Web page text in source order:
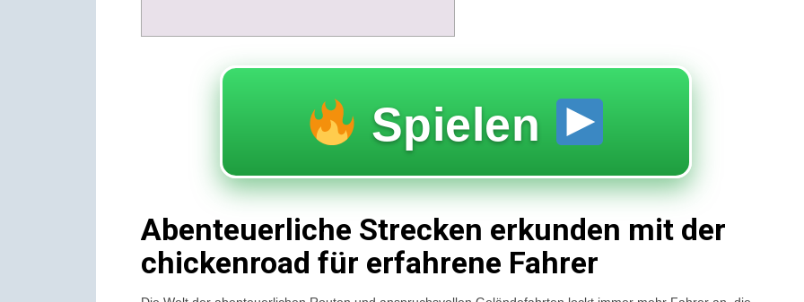
Spielen
Abenteuerliche Strecken erkunden mit der
chickenroad für erfahrene Fahrer